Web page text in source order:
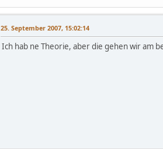
25. September 2007, 15:02:14
Ich hab ne Theorie, aber die gehen wir am